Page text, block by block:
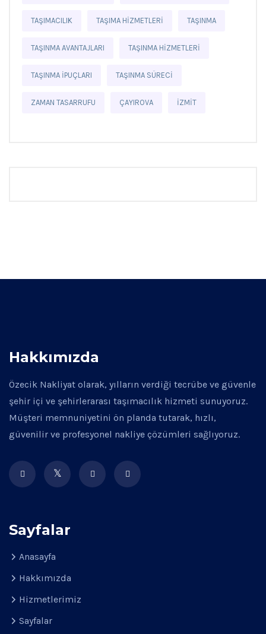
TAŞIMACILIK TAŞIMA HIZMETLERI TAŞINMA
TAŞINMA AVANTAJLARI TAŞINMA HIZMETLERI
TAŞINMA IPUÇLARI TAŞINMA SÜRECI
ZAMAN TASARRUFU ÇAYIROVA İZMIT
Hakkımızda
Özecik Nakliyat olarak, yılların verdiği tecrübe ve güvenle
şehir içi ve şehirlerarası taşımacılık hizmeti sunuyoruz.
Müşteri memnuniyetini ön planda tutarak, hızlı,
güvenilir ve profesyonel nakliye çözümleri sağlıyoruz.
Sayfalar
Anasayfa
Hakkımızda
Hizmetlerimiz
Sayfalar